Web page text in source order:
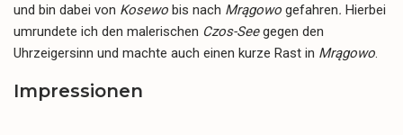
und bin dabei von Kosewo bis nach Mrągowo gefahren. Hierbei
umrundete ich den malerischen Czos-Seegegen den
Uhrzeigersinn und machte auch einen kurze Rast in Mrągowo
Impressionen